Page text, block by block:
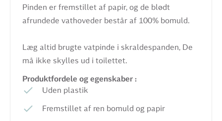
Pinden er fremstillet af papir, og de blødt
afrundede vathoveder består af 100% bomuld.
Læg altid brugte vatpinde i skraldespanden, De
må ikke skylles ud i toilettet.
Produktfordele og egenskaber :
Uden plastik
Fremstillet af ren bomuld og papir